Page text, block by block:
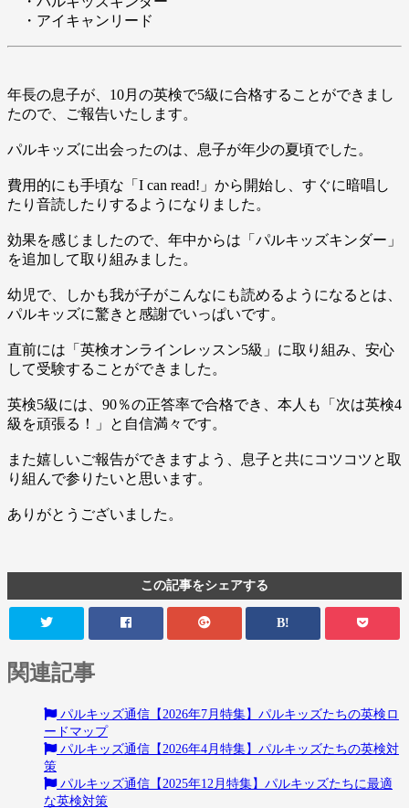
・アイキャンリード
年長の息子が、10月の英検で5級に合格することができまし
たので、ご報告いたします。
パルキッズに出会ったのは、息子が年少の夏頃でした。
費用的にも手頃な「I can read!」から開始し、すぐに暗唱し
たり音読したりするようになりました。
効果を感じましたので、年中からは「パルキッズキンダー」
を追加して取り組みました。
幼児で、しかも我が子がこんなにも読めるようになるとは、
パルキッズに驚きと感謝でいっぱいです。
直前には「英検オンラインレッスン5級」に取り組み、安心
して受験することができました。
英検5級には、90％の正答率で合格でき、本人も「次は英検4
級を頑張る！」と自信満々です。
また嬉しいご報告ができますよう、息子と共にコツコツと取
り組んで参りたいと思います。
ありがとうございました。
この記事をシェアする
B!
関連記事
パルキッズ通信【2026年7月特集】パルキッズたちの英検ロ
ードマップ
パルキッズ通信【2026年4月特集】パルキッズたちの英検対
策
パルキッズ通信【2025年12月特集】パルキッズたちに最適
な英検対策